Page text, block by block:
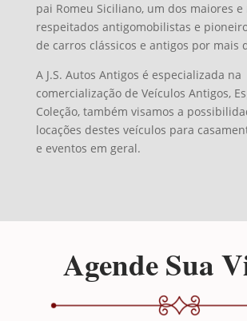
pai Romeu Siciliano, um dos maiores e
respeitados antigomobilistas e
de carros clássicos e antigos por mais
A J.S. Autos Antigos é especializada na
comercialização de Veículos Antigos,
Coleção, também visamos a
locações destes veículos para
e eventos em geral.
Agende Sua